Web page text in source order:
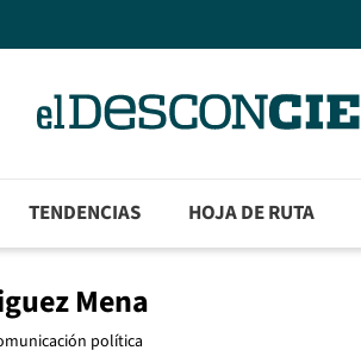
TENDENCIAS HOJA DE RUTA
Mena
política